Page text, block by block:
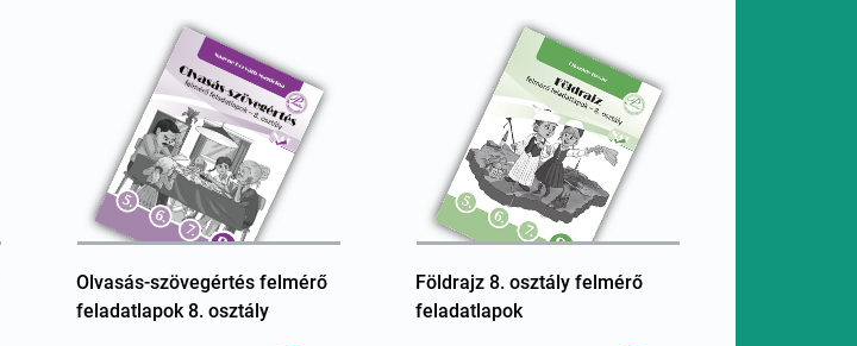
Olvasás-szövegértés felmérő
feladatlapok 8. osztály
Földrajz 8. osztály felmérő
feladatlapok